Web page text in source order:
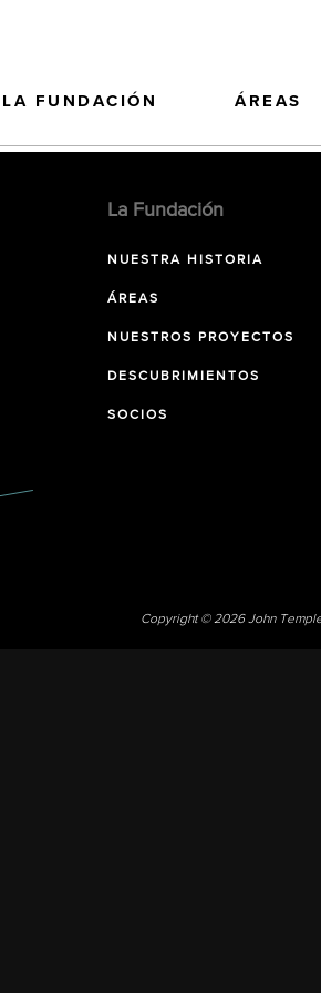
LA FUNDACIÓN ÁREAS
La Fundación
NUESTRA HISTORIA
ÁREAS
NUESTROS PROYECTOS
DESCUBRIMIENTOS
SOCIOS
Copyright © 2026 John